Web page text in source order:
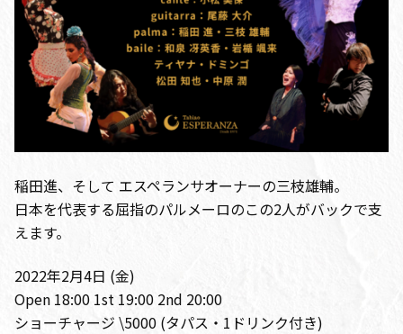
稲田進、そして エスペランサオーナーの三枝雄輔。
日本を代表する屈指のパルメーロのこの2人がバックで支
えます。
2022年2月4日 (金)
Open 18:00 1st 19:00 2nd 20:00
ショーチャージ \5000 (タパス・1ドリンク付き)